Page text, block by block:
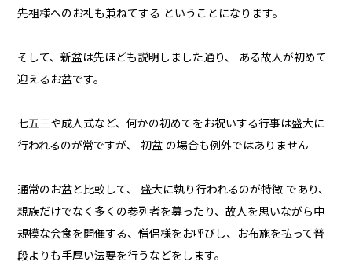
先祖様へのお礼も兼ねてする ということになります。
そして、新盆は先ほども説明しました通り、 ある故人が初めて
迎えるお盆です。
七五三や成人式など、何かの初めてをお祝いする行事は盛大に
行われるのが常ですが、 初盆 の場合も例外ではありません
通常のお盆と比較して、 盛大に執り行われるのが特徴 であり、
親族だけでなく多くの参列者を募ったり、故人を思いながら中
規模な会食を開催する、僧侶様をお呼びし、お布施を払って普
段よりも手厚い法要を行うなどをします。